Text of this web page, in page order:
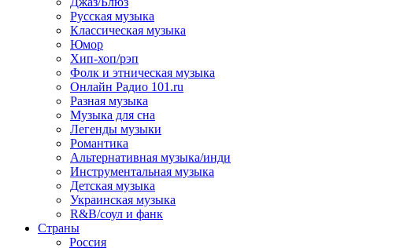
Русская музыка
Классическая музыка
Юмор
Хип-хоп/рэп
Фолк и этническая музыка
Онлайн Радио 101.ru
Разная музыка
Музыка для сна
Легенды музыки
Романтика
Альтернативная музыка/инди
Инструментальная музыка
Детская музыка
Украинская музыка
R&B/cоул и фанк
Страны
Россия